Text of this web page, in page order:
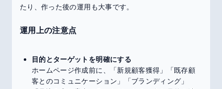
たり、作った後の運用も大事です。
運用上の注意点
目的とターゲットを明確にする
ホームページ作成前に、「新規顧客獲得」「既存顧
客とのコミュニケーション」「ブランディング」